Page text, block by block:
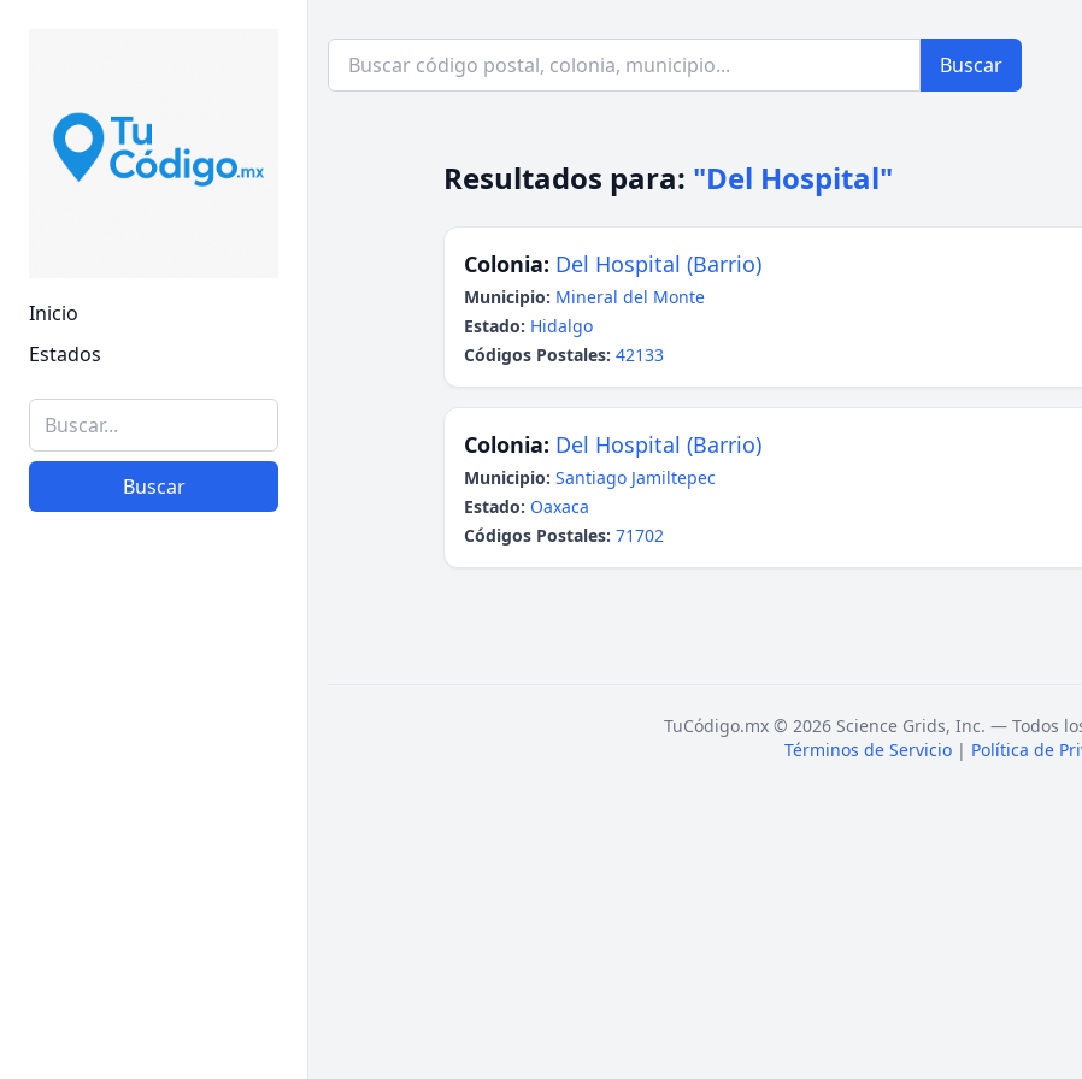
Inicio
Estados
Buscar
Buscar
Resultados para: "Del Hospital"
Colonia: Del Hospital (Barrio)
Municipio: Mineral del Monte
Estado: Hidalgo
Códigos Postales: 42133
Colonia: Del Hospital (Barrio)
Municipio: Santiago Jamiltepec
Estado: Oaxaca
Códigos Postales: 71702
TuCódigo.mx © 2026 Science Grids, Inc. — Todos
Términos de Servicio | Política de